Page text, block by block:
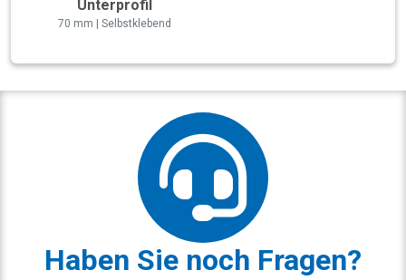
Unterprofil
70 mm | Selbstklebend
Haben Sie noch Fragen?